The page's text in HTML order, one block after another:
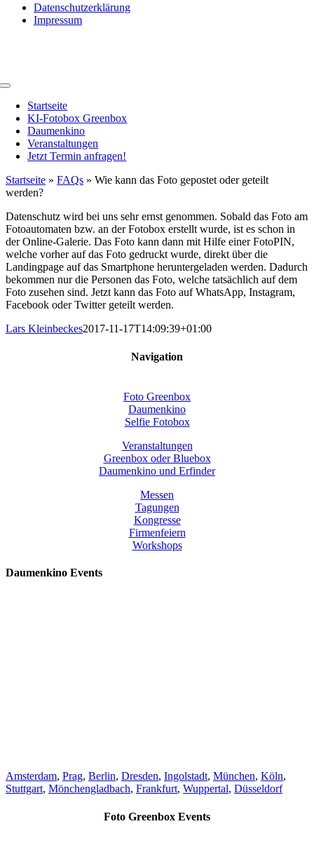
Datenschutzerklärung
Impressum
Toggle
NavigationStartseite
KI-Fotobox Greenbox
Daumenkino
Veranstaltungen
Jetzt Termin anfragen!
Startseite » FAQs » Wie kann das Foto gepostet oder geteilt
werden?
Datenschutz wird bei uns sehr ernst genommen. Sobald das Foto am
Fotoautomaten bzw. an der Fotobox erstellt wurde, ist es schon in
der Online-Galerie. Das Foto kann dann mit Hilfe einer FotoPIN,
welche vorher auf das Foto gedruckt wurde, direkt über die
Landingpage auf das Smartphone heruntergeladen werden. Dadurch
bekommen nur die Personen das Foto, welche tatsächlich auf dem
Foto zusehen sind. Jetzt kann das Foto auf WhatsApp, Instagram,
Facebook oder Twitter geteilt werden.
Lars Kleinbeckes2017-11-17T14:09:39+01:00
Navigation
Foto Greenbox
Daumenkino
Selfie Fotobox
Veranstaltungen
Greenbox oder Bluebox
Daumenkino und Erfinder
Messen
Tagungen
Kongresse
Firmenfeiern
Workshops
Daumenkino Events
Amsterdam, Prag, Berlin, Dresden, Ingolstadt, München, Köln,
Stuttgart, Mönchengladbach, Frankfurt, Wuppertal, Düsseldorf
Foto Greenbox Events